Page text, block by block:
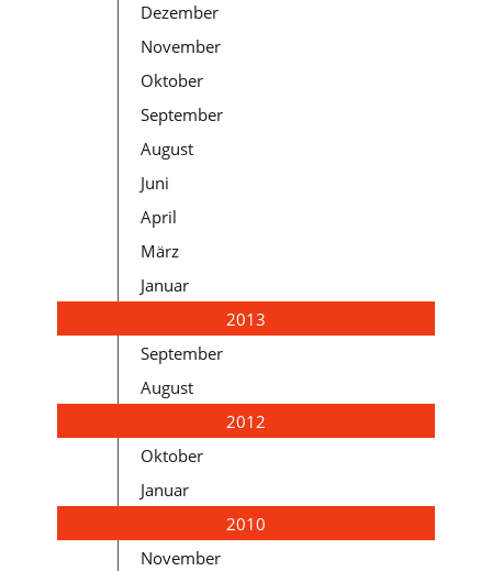
Dezember
November
Oktober
September
August
Juni
April
März
Januar
2013
September
August
2012
Oktober
Januar
2010
November